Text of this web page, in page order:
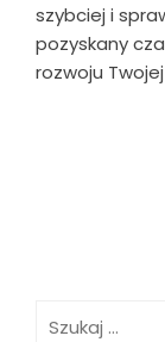
szybciej i
pozyskany
rozwoju